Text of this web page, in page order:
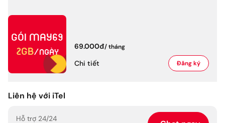
Gói MAY69
2GB/ngày
69.000đ/tháng
Chi tiết Đăng ký
Liên hệ với iTel
Hỗ trợ 24/24